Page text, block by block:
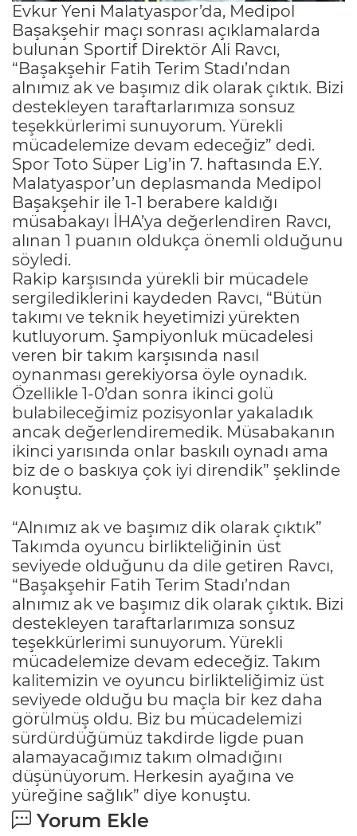
Evkur Yeni Malatyaspor’da, Medipol
Başakşehir maçı sonrası açıklamalarda
bulunan Sportif Direktör Ali Ravcı,
“Başakşehir Fatih Terim Stadı’ndan
alnımız ak ve başımız dik olarak çıktık. Bizi
destekleyen taraftarlarımıza sonsuz
teşekkürlerimi sunuyorum. Yürekli
mücadelemize devam edeceğiz” dedi.
Spor Toto Süper Lig’in 7. haftasında E.Y.
Malatyaspor’un deplasmanda Medipol
Başakşehir ile 1-1 berabere kaldığı
müsabakayı İHA’ya değerlendiren Ravcı,
alınan 1 puanın oldukça önemli olduğunu
söyledi.
Rakip karşısında yürekli bir mücadele
sergilediklerini kaydeden Ravcı, “Bütün
takımı ve teknik heyetimizi yürekten
kutluyorum. Şampiyonluk mücadelesi
veren bir takım karşısında nasıl
oynanması gerekiyorsa öyle oynadık.
Özellikle 1-0’dan sonra ikinci golü
bulabileceğimiz pozisyonlar yakaladık
ancak değerlendiremedik. Müsabakanın
ikinci yarısında onlar baskılı oynadı ama
biz de o baskıya çok iyi direndik” şeklinde
konuştu.
“Alnımız ak ve başımız dik olarak çıktık”
Takımda oyuncu birlikteliğinin üst
seviyede olduğunu da dile getiren Ravcı,
“Başakşehir Fatih Terim Stadı’ndan
alnımız ak ve başımız dik olarak çıktık. Bizi
destekleyen taraftarlarımıza sonsuz
teşekkürlerimi sunuyorum. Yürekli
mücadelemize devam edeceğiz. Takım
kalitemizin ve oyuncu birlikteliğimiz üst
seviyede olduğu bu maçla bir kez daha
görülmüş oldu. Biz bu mücadelemizi
sürdürdüğümüz takdirde ligde puan
alamayacağımız takım olmadığını
düşünüyorum. Herkesin ayağına ve
yüreğine sağlık” diye konuştu.
Yorum Ekle